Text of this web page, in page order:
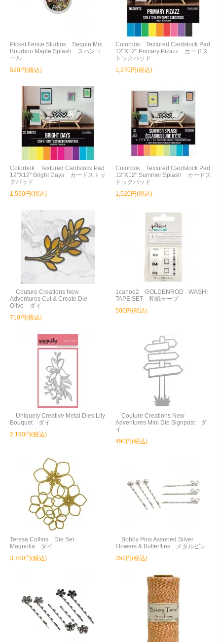
Picket Fence Studios Sequin Mix
Bourbon Maple Splash スパンコ
ール
520円(税込)
Colorbok Textured Cardstock Pad
12"X12" Primary Pizazz カードス
トックパッド
1,270円(税込)
Colorbok Textured Cardstock Pad
12"X12" Bright Days カードストッ
クパッド
1,590円(税込)
Colorbok Textured Cardstock Pad
12"X12" Summer Splash カードス
トックパッド
1,520円(税込)
Couture Creations New
Adventures Cut & Create Die
Olive ダイ
710円(税込)
1canoe2 GOLDENROD - WASHI
TAPE SET 和紙テープ
500円(税込)
Uniquely Creative Metal Dies Lily
Bouquet ダイ
2,190円(税込)
Couture Creations New
Adventures Mini Die Signpost ダ
イ
490円(税込)
Teresa Collins Die Set
Magnolia ダイ
3,750円(税込)
Bobby Pins Assorted Silver
Flowers & Butterflies メタルピン
350円(税込)